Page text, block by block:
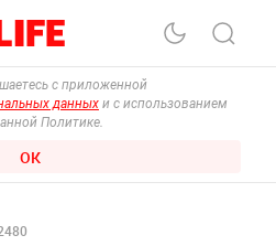
с приложенной
данных и с использованием
Политике.
ОК